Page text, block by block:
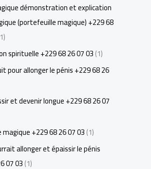
démonstration et explication
(portefeuille magique) +229 68
spirituelle +229 68 26 07 03(1)
pour allonger le pénis +229 68 26
et devenir longue +229 68 26 07
magique +229 68 26 07 03(1)
allonger et épaissir le pénis
07 03(1)